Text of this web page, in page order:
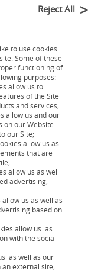
pour mon
le
grâce à
mais
disponibles sur simple
assurance"
to use cookies
Some of these
functioning of
purposes:
allow us to
of the Site
and services;
allow us and our
on our Website
our Site;
allow us as
that are
allow us as well
advertising,
us as well as
based on
allow us as
with the social
as well as our
an external site;
Reject All